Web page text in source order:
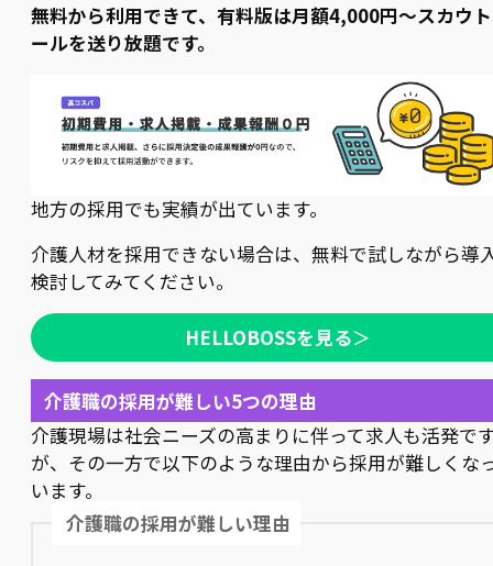
無料から利用できて、有料版は月額4,000円〜スカウ
ールを送り放題です。
地方の採用でも実績が出ています。
介護人材を採用できない場合は、無料で試しながら導
検討してみてください。
HELLOBOSSを見る＞
介護職の採用が難しい5つの理由
介護現場は社会ニーズの高まりに伴って求人も活発で
が、その一方で以下のような理由から採用が難しくな
います。
介護職の採用が難しい理由